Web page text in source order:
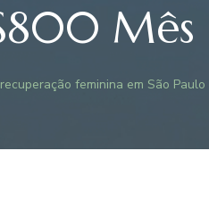
Mês
feminina em São Paulo